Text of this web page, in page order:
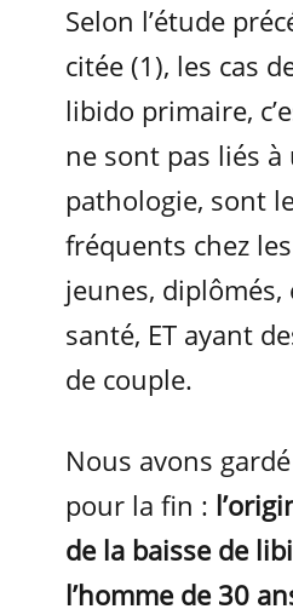
Selon l’étude
citée (1), les cas
libido primaire,
ne sont pas liés
pathologie, sont
fréquents chez
jeunes, diplômés,
santé, ET ayant
de couple.
Nous avons
pour la fin :
de la baisse de
l’homme de 30